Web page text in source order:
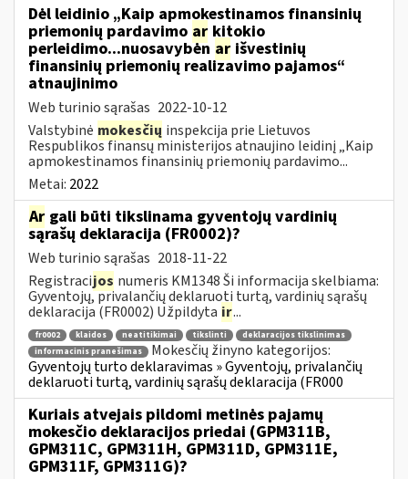
Dėl leidinio „Kaip apmokestinamos finansinių
priemonių pardavimo ar kitokio
perleidimo...nuosavybėn ar išvestinių
finansinių priemonių realizavimo pajamos“
atnaujinimo
Web turinio sąrašas 2022-10-12
Valstybinė mokesčių inspekcija prie Lietuvos
Respublikos finansų ministerijos atnaujino leidinį „Kaip
apmokestinamos finansinių priemonių pardavimo...
Metai: 2022
Ar gali būti tikslinama gyventojų vardinių
sąrašų deklaracija (FR0002)?
Web turinio sąrašas 2018-11-22
Registracijos numeris KM1348 Ši informacija skelbiama:
Gyventojų, privalančių deklaruoti turtą, vardinių sąrašų
deklaracija (FR0002) Užpildyta ir...
fr0002 klaidos neatitikimai tikslinti
deklaracijos tikslinimas
informacinis pranešimas
Mokesčių žinyno kategorijos:
Gyventojų turto deklaravimas » Gyventojų, privalančių
deklaruoti turtą, vardinių sąrašų deklaracija (FR000
Kuriais atvejais pildomi metinės pajamų
mokesčio deklaracijos priedai (GPM311B,
GPM311C, GPM311H, GPM311D, GPM311E,
GPM311F, GPM311G)?